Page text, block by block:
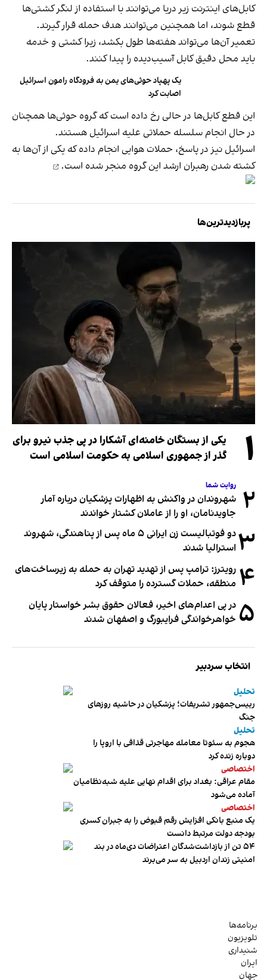
کابل‌های اینترنت زیر دریا می‌توانند با استفاده از لنگر کشتی‌ها
قطع شوند، اما همچنین می‌توانند هدف حمله قرار گیرند.
تعمیر آن‌ها می‌تواند هفته‌ها طول بکشد، زیرا کشتی و خدمه
باید محل دقیق کابل آسیب‌دیده را پیدا کنند.
یک پهپاد حوثی‌های یمن به فرودگاه رامون اسرائیل
اصابت کرد
این قطع کابل‌ها در حالی رخ داده است که گروه حوثی‌ها همچنان
در حال انجام سلسله حملاتی علیه اسرائیل هستند.
اسرائیل نیز در پاسخ، حملات هوایی انجام داده که یکی از آن‌ها به
کشته شدن رهبران ارشد این گروه منجر شده است.
پربازدیدترین‌ها
۱
یکی از بستگان خامنه‌ای آشکارا در پی جذب نیرو برای
گذر از جمهوری اسلامی به حکومت اسلامی است
۲ روایت شما
شهروندان در واکنش به اظهارات پزشکیان درباره آمار
جاویدنامان، او را از عاملان کشتار خواندند
۳
دو فوتبالیست زن ایرانی ۵ ماه پس از پناهندگی، شهروند
استرالیا شدند
۴ رویترز: ترامپ پس از تهدید تهران به حمله به زیرساخت‌های
منطقه، حملات گسترده را متوقف کرد
۵ در پی اعدام‌های اخیر، فعالان حقوق بشر خواستار پایان
خواهرخواندگی فرایبورگ و اصفهان شدند
انتخاب سردبیر
تحلیل
رییس‌جمهور تشریفات؛ پزشکیان در حاشیه روزهای
جنگ
تحلیل
هجوم به سئوتا معامله مهاجرتی قذافی با اروپا را
دوباره زنده کرد
اختصاصی
مقام عراقی: بغداد برای اقدام نهایی علیه شبه‌نظامیان
آماده می‌شود
اختصاصی
یک منبع بانکی افزایش رقم قبوض را به جبران کسری
بودجه دولت مرتبط دانست
۵۴ تن از بازداشت‌شدگان اعتراضات دی‌ماه در بند
امنیتی زندان اردبیل به سر می‌برند
برنامه‌ها
تلویزیون
شنیداری
ایران
جهان